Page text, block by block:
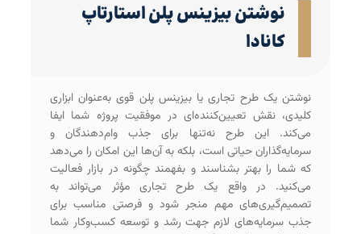
نوشتن بیزینس پلن استارتاپ
کانادا
نوشتن یک طرح تجاری یا بیزینس پلن قوی به‌عنوان ابزاری
کلیدی، نقش تعیین‌کننده‌ای در موفقیت پروژه شما ایفا
می‌کند. این طرح نه‌تنها برای جذب وام‌دهندگان و
سرمایه‌گذاران حیاتی است، بلکه به آن‌ها این امکان را می‌دهد
که شما را بهتر بشناسند و بفهمند چگونه در بازار فعالیت
می‌کنید. در واقع یک طرح تجاری مؤثر می‌تواند به
تصمیم‌گیری‌های مهم منجر شود و فرصتی مناسب برای
جذب سرمایه‌های لازم جهت رشد و توسعه کسب‌وکار شما